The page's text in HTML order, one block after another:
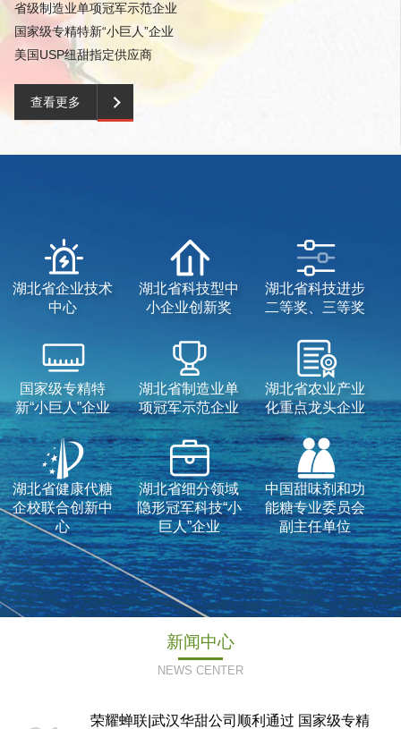
省级制造业单项冠军示范企业
国家级专精特新“小巨人”企业
美国USP纽甜指定供应商
查看更多
湖北省企业技术
中心
湖北省科技型中
小企业创新奖
湖北省科技进步
二等奖、三等奖
国家级专精特
新“小巨人”企业
湖北省制造业单
项冠军示范企业
湖北省农业产业
化重点龙头企业
湖北省健康代糖
企校联合创新中
心
湖北省细分领域
隐形冠军科技“小
巨人”企业
中国甜味剂和功
能糖专业委员会
副主任单位
新闻中心
NEWS CENTER
荣耀蝉联|武汉华甜公司顺利通过 国家级专精